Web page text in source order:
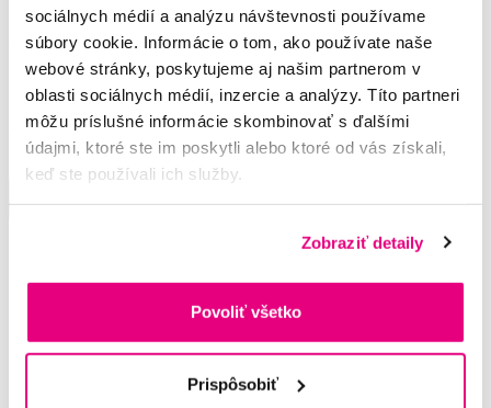
sociálnych médií a analýzu návštevnosti používame
súbory cookie. Informácie o tom, ako používate naše
webové stránky, poskytujeme aj našim partnerom v
oblasti sociálnych médií, inzercie a analýzy. Títo partneri
môžu príslušné informácie skombinovať s ďalšími
údajmi, ktoré ste im poskytli alebo ktoré od vás získali,
keď ste používali ich služby.
Zobraziť detaily
Povoliť všetko
Prispôsobiť
Dr. Brux RILAX chránič proti škrípaniu
zubov na denné použitie, priehľadný
29,55 €
Na sklade > 5 ks
Ihneď v3 prodejnách
Vybrané dotazy a články